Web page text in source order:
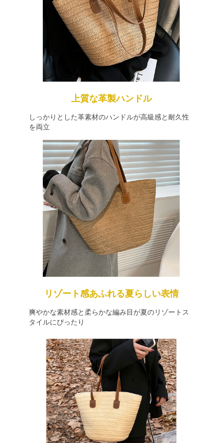
上質な革製ハンドル
しっかりとした革素材のハンドルが高級感と耐久性
を両立
リゾート感あふれる夏らしい表情
爽やかな素材感と柔らかな編み目が夏のリゾートス
タイルにぴったり